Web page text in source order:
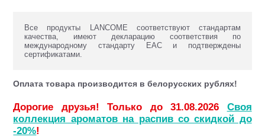
Все продукты LANCOME соответствуют стандартам
качества, имеют декларацию соответствия по
международному стандарту ЕАС и подтверждены
сертификатами.
Оплата товара производится в белорусских рублях!
Дорогие друзья! Только до 31.08.2026 Своя
коллекция ароматов на распив со скидкой до
-20%!